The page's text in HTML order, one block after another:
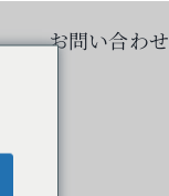
お問い合わせ